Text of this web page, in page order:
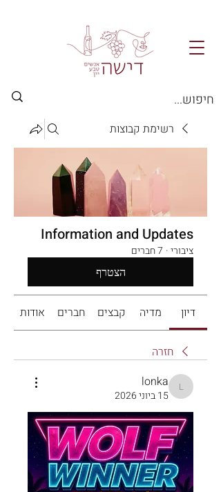
רשימת קבוצות
Information and Updates
ציבורי· 7 חברים
הצטרף
דיון מדיה קבצים חברים אודות
חזרה
lonka
lonka
15 ביוני 2026